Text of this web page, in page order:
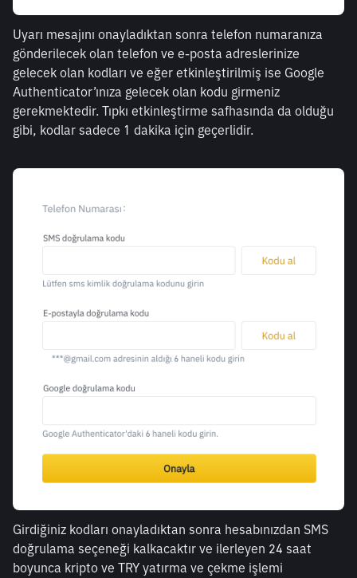
Uyarı mesajını onayladıktan sonra telefon numaranıza
gönderilecek olan telefon ve e-posta adreslerinize
gelecek olan kodları ve eğer etkinleştirilmiş ise Google
Authenticator’ınıza gelecek olan kodu girmeniz
gerekmektedir. Tıpkı etkinleştirme safhasında da olduğu
gibi, kodlar sadece 1 dakika için geçerlidir.
Girdiğiniz kodları onayladıktan sonra hesabınızdan SMS
doğrulama seçeneği kalkacaktır ve ilerleyen 24 saat
boyunca kripto ve TRY yatırma ve çekme işlemi